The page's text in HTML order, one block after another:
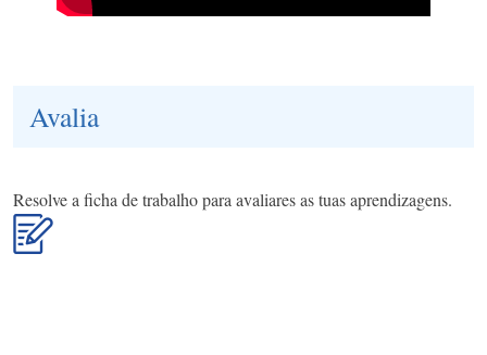
Avalia
Resolve a ficha de trabalho para avaliares as tuas aprendizagens.